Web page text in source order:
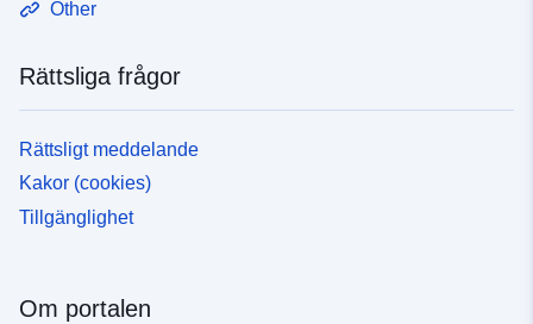
Other
Rättsliga frågor
Rättsligt meddelande
Kakor (cookies)
Tillgänglighet
Om portalen